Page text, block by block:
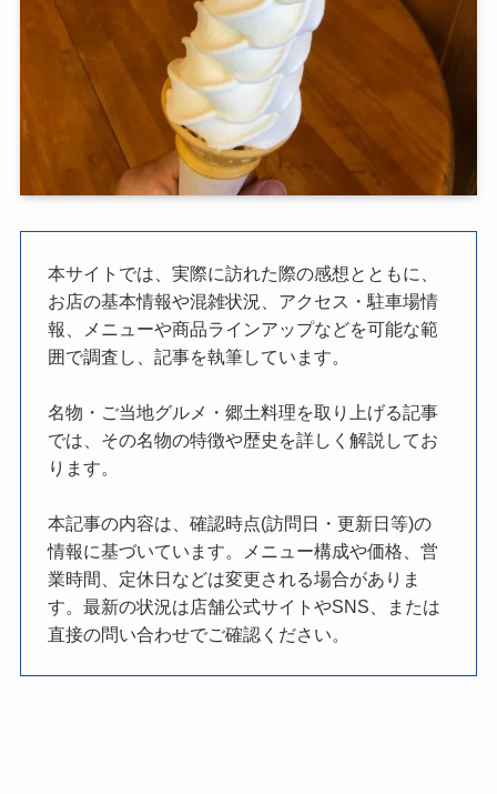
本サイトでは、実際に訪れた際の感想とともに、
お店の基本情報や混雑状況、アクセス・駐車場情
報、メニューや商品ラインアップなどを可能な範
囲で調査し、記事を執筆しています。
名物・ご当地グルメ・郷土料理を取り上げる記事
では、その名物の特徴や歴史を詳しく解説してお
ります。
本記事の内容は、確認時点(訪問日・更新日等)の
情報に基づいています。メニュー構成や価格、営
業時間、定休日などは変更される場合がありま
す。最新の状況は店舗公式サイトやSNS、または
直接の問い合わせでご確認ください。